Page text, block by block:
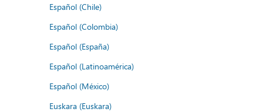
Español (Chile)
Español (Colombia)
Español (España)
Español (Latinoamérica)
Español (México)
Euskara (Euskara)